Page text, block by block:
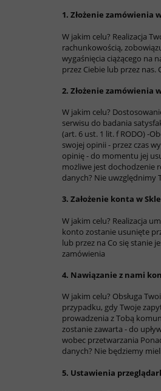
1. Złożenie zamówienia
W jakim celu? Realizacja
rachunkowością,
wygaśnięcia ciążącego na
przez Ciebie lub przez nas.
2. Złożenie zamówienia
W jakim celu?
serwisu do badania
(art. 6 ust. 1 lit. f RODO)-
swojej opinii - przez czas
opinię - do momentu jej
możliwe jest dochodzenie
danych? Nie uwzględnimy
3. Założenie konta w
W jakim celu? Realizacja
konto zostanie usunięte
lub przez na Co się stanie
zamówienia
4. Nawiązanie z nami
W jakim celu? Obsługa
przypadku, gdy Twoje
prowadzenia z Tobą
zostanie zawarta - do
wobec przetwarzania
danych? Nie będziemy
5. Ustawienia